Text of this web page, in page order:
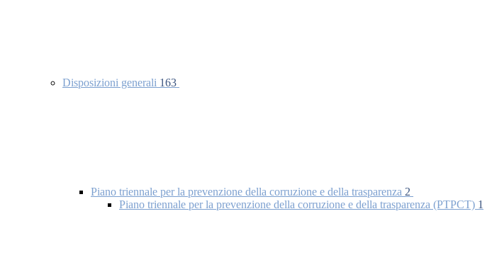
Disposizioni generali 163
Piano triennale per la prevenzione della corruzione e della trasparenza 2
Piano triennale per la prevenzione della corruzione e della trasparenza (PTPCT) 1